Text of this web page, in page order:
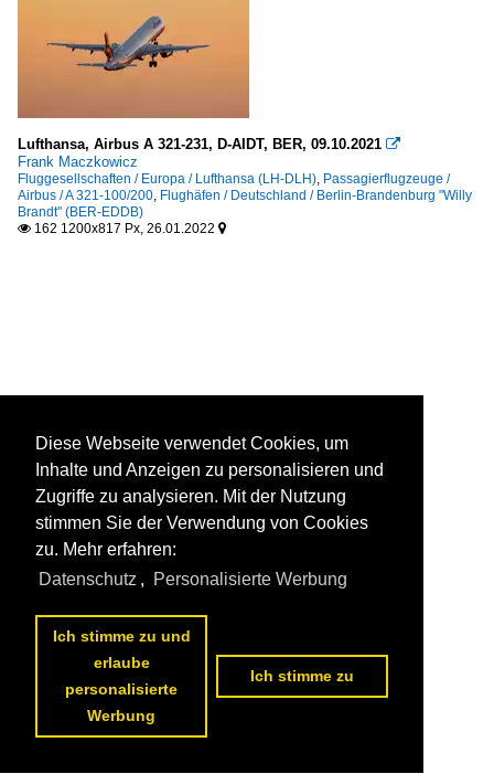
Lufthansa, Airbus A 321-231, D-AIDT, BER, 09.10.2021 
Frank Maczkowicz
Fluggesellschaften / Europa / Lufthansa (LH-DLH), Passagierflugzeuge /
Airbus / A 321-100/200, Flughäfen / Deutschland / Berlin-Brandenburg "Willy
Brandt" (BER-EDDB)
 162 1200x817 Px, 26.01.2022 
Diese Webseite verwendet Cookies, um
Inhalte und Anzeigen zu personalisieren und
Zugriffe zu analysieren. Mit der Nutzung
stimmen Sie der Verwendung von Cookies
zu. Mehr erfahren:
Datenschutz , Personalisierte Werbung
Ich stimme zu und
erlaube
personalisierte
Werbung
Ich stimme zu